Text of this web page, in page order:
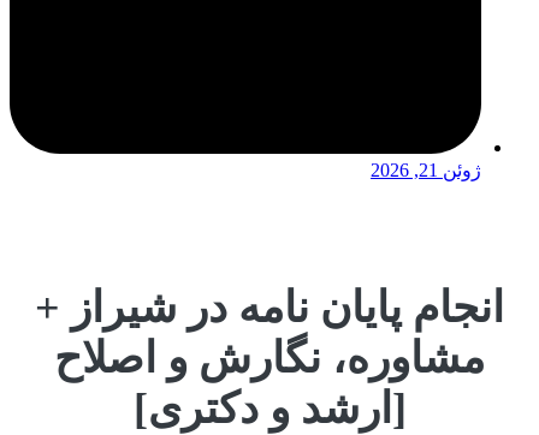
ژوئن 21, 2026
انجام پایان نامه در شیراز +
مشاوره، نگارش و اصلاح
[ارشد و دکتری]